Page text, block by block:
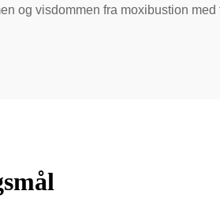
og visdommen fra moxibustion med